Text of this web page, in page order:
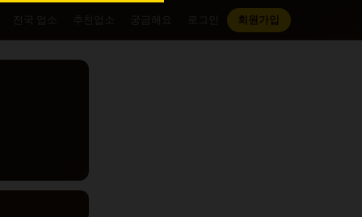
전국 업소 추천업소 궁금해요 회원가입